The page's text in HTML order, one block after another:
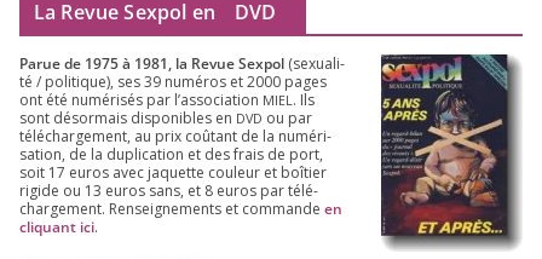
La Revue Sexpol en DVD
Parue de 1975à 1981, la Revue Sex­pol (sexua­li­
té /​ poli­tique), ses39 numé­ros et2000 pages
ont été numé­ri­sés par l’as­so­cia­tion MIEL . Ils
sont désor­mais dis­po­nibles en DVD ou par
télé­char­ge­ment, au prix coû­tant de la numé­ri­
sa­tion, de la dupli­ca­tion et des frais de port,
soit 17 euros avec jaquette cou­leur et boî­tier
rigide ou 13 euros sans, et 8 euros par télé­
char­ge­ment. Ren­sei­gne­ments et com­mande en
cli­quant ici.